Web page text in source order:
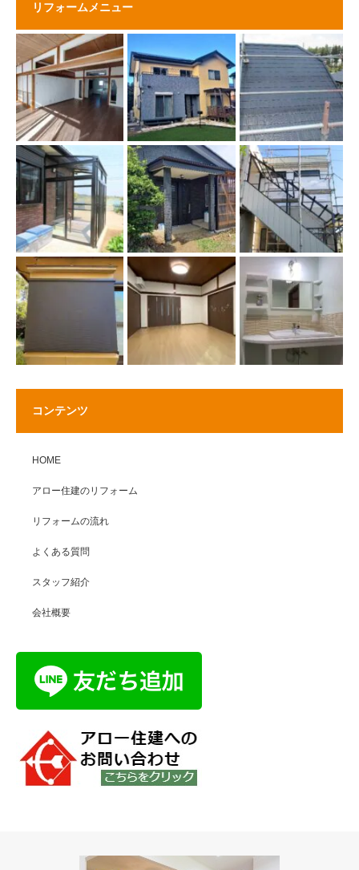
リフォームメニュー
コンテンツ
HOME
アロー住建のリフォーム
リフォームの流れ
よくある質問
スタッフ紹介
会社概要